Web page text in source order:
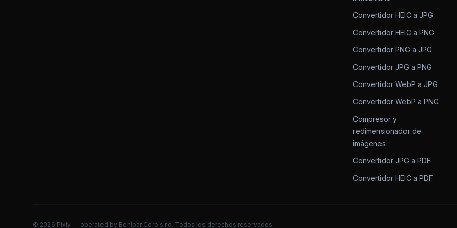
Convertidor HEIC a JPG
Convertidor HEIC a PNG
Convertidor PNG a JPG
Convertidor JPG a PNG
Convertidor WebP a JPG
Convertidor WebP a PNG
Compresor y
redimensionador de
imágenes
Convertidor JPG a PDF
Convertidor HEIC a PDF
© 2026 Pixly — operated by Benipar Corp s.r.o. Todos los derechos reservados.